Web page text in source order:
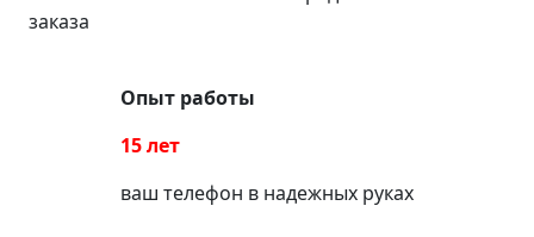
заказа
Опыт работы
15 лет
ваш телефон в надежных руках